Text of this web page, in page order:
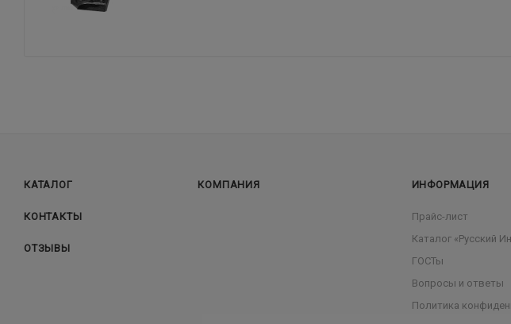
КАТАЛОГ
КОНТАКТЫ
ОТЗЫВЫ
КОМПАНИЯ ИНФОРМАЦИЯ
Прайс-лист
Каталог «Русский
ГОСТы
Вопросы и ответы
Политика